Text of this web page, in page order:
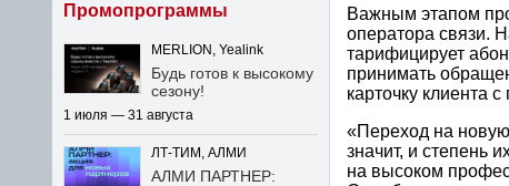
Важным этапом
оператора связи.
тарифицирует
принимать
карточку клиента
«Переход на
значит, и степень
на высоком
Промопрограммы
MERLION, Yealink
Будь готов к высокому
сезону!
1 июля — 31 августа
ЛТ-ТИМ, АЛМИ
АЛМИ ПАРТНЕР: